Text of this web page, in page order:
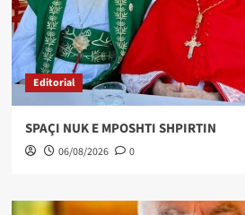
Editorial
SPAÇI NUK E MPOSHTI SHPIRTIN
06/08/2026 0